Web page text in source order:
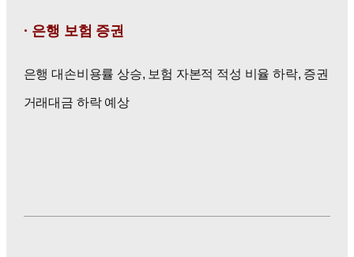
· 은행 보험 증권
은행 대손비용률 상승, 보험 자본적 적성 비율 하락, 증권
거래대금 하락 예상